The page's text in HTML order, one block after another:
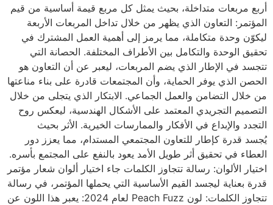
أربع مربعات متداخلة، بحيث يمثل كل مربع قيمة أساسية من قيم
المؤتمر: التعاون الذي يظهر من خلال تداخل المربعات الأربعة
ليكوّن وحدة متكاملة، مما يرمز إلى أهمية العمل المشترك في
تحقيق الوحدة والتكامل بين الأطراف المختلفة. الحصانة التي
تتجسد في الإطار الذي يضم المربعات، ليعبر عن أن التعاون هو
الحصن الذي يوفر الحماية، وأن المجتمعات قادرة على بناء مناعتها
من خلال التضامن والعمل الجماعي. الابتكار الذي يتجلى من خلال
التصميم التجريدي المعتمد على الأشكال الهندسية، ليعكس روح
التجدد والإبداع في الأفكار والممارسات الخيرية. الأثر بحيث
يُجسد قدرة كإطار للتعاون المجتمعي المستدام، مما يعزز دور
العطاء في تحقيق أثر طويل الأمد يعود بالنفع على المجتمع بأسره.
اختيار الألوان: رسالة تتجاوز الكلمات جاء اختيار ألوان شعار مؤتمر
قدرة بعناية ليجسد القيم الأساسية التي يحملها المؤتمر، في رسالة
تتجاوز الكلمات: لون Peach Fuzz لعام 2024: يعبر هذا اللون عن